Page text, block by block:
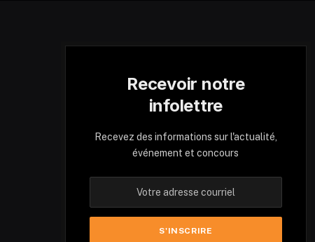
Recevoir notre
infolettre
Recevez des informations sur l'actualité,
événement et concours